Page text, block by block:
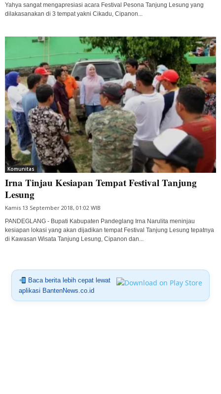
Yahya sangat mengapresiasi acara Festival Pesona Tanjung Lesung yang
dilakasanakan di 3 tempat yakni Cikadu, Cipanon...
Komunitas
Irna Tinjau Kesiapan Tempat Festival Tanjung
Lesung
Kamis 13 September 2018, 01:02 WIB
PANDEGLANG - Bupati Kabupaten Pandeglang Irna Narulita meninjau
kesiapan lokasi yang akan dijadikan tempat Festival Tanjung Lesung tepatnya
di Kawasan Wisata Tanjung Lesung, Cipanon dan...
Baca berita lebih cepat lewat
aplikasi BantenNews.co.id